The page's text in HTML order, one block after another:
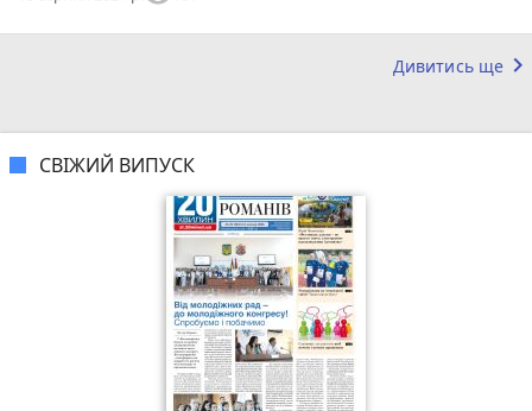
Дивитись ще keyboard_arrow_right
СВІЖИЙ ВИПУСК